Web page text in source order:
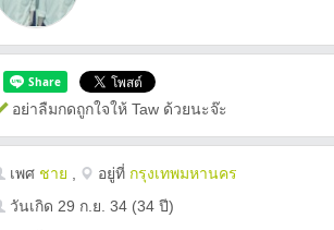
อย่าลืมกดถูกใจให้ Taw ด้วยนะจ๊ะ
เพศ ชาย อยู่ที่ กรุงเทพมหานคร
วันเกิด 29 ก.ย. 34 (34 ปี)